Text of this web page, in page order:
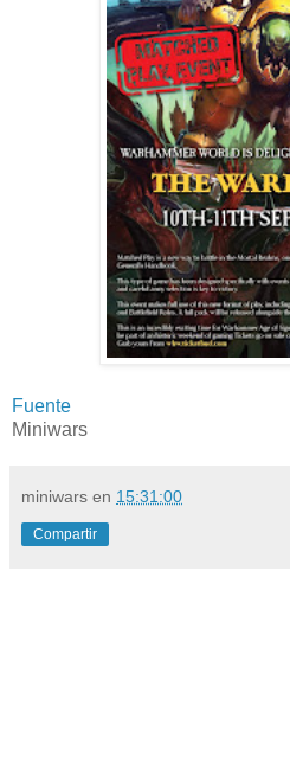
Fuente
Miniwars
miniwars en 15:31:00
Compartir